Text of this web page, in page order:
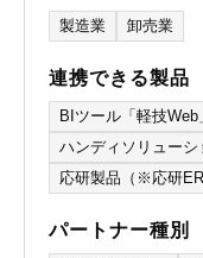
製造業 卸売業
連携できる製品
BIツール「軽技Web
ハンディソリューシ
応研製品（※応研
パートナー種別